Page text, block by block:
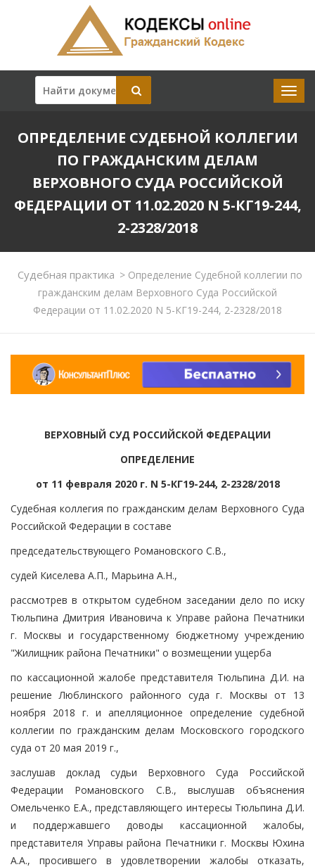
ОПРЕДЕЛЕНИЕ СУДЕБНОЙ КОЛЛЕГИИ
ПО ГРАЖДАНСКИМ ДЕЛАМ
ВЕРХОВНОГО СУДА РОССИЙСКОЙ
ФЕДЕРАЦИИ ОТ 11.02.2020 N 5-КГ19-244,
2-2328/2018
Судебная практика > Определение Судебной коллегии по
гражданским делам Верховного Суда Российской
Федерации от 11.02.2020 N 5-КГ19-244, 2-2328/2018
ВЕРХОВНЫЙ СУД РОССИЙСКОЙ ФЕДЕРАЦИИ
ОПРЕДЕЛЕНИЕ
от 11 февраля 2020 г. N 5-КГ19-244, 2-2328/2018
Судебная коллегия по гражданским делам Верховного Суда
Российской Федерации в составе
председательствующего Романовского С.В.,
судей Киселева А.П., Марьина А.Н.,
рассмотрев в открытом судебном заседании дело по иску
Тюльпина Дмитрия Ивановича к Управе района Печатники
г. Москвы и государственному бюджетному учреждению
"Жилищник района Печатники" о возмещении ущерба
по кассационной жалобе представителя Тюльпина Д.И. на
решение Люблинского районного суда г. Москвы от 13
ноября 2018 г. и апелляционное определение судебной
коллегии по гражданским делам Московского городского
суда от 20 мая 2019 г.,
заслушав доклад судьи Верховного Суда Российской
Федерации Романовского С.В., выслушав объяснения
Омельченко Е.А., представляющего интересы Тюльпина Д.И.
и поддержавшего доводы кассационной жалобы,
представителя Управы района Печатники г. Москвы Юхина
А.А., просившего в удовлетворении жалобы отказать,